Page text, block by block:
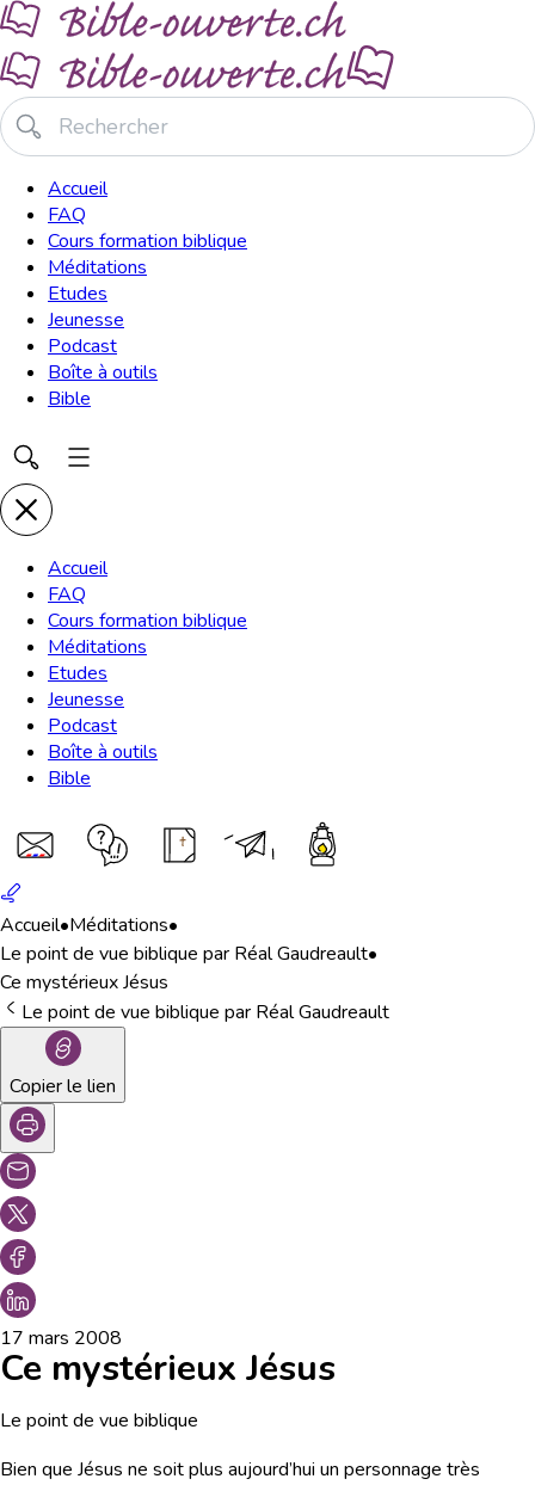
Accueil
FAQ
Cours formation biblique
Méditations
Etudes
Jeunesse
Podcast
Boîte à outils
Bible
Accueil
FAQ
Cours formation biblique
Méditations
Etudes
Jeunesse
Podcast
Boîte à outils
Bible
Accueil•Méditations•
Le point de vue biblique par Réal Gaudreault•
Ce mystérieux Jésus
Le point de vue biblique par Réal Gaudreault
Copier le lien
17 mars 2008
Ce mystérieux Jésus
Le point de vue biblique
Bien que Jésus ne soit plus aujourd’hui un personnage très